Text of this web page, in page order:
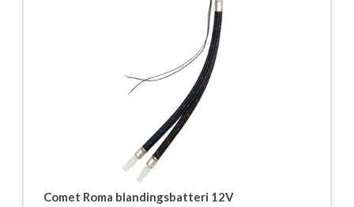
Comet Roma blandingsbatteri 12V